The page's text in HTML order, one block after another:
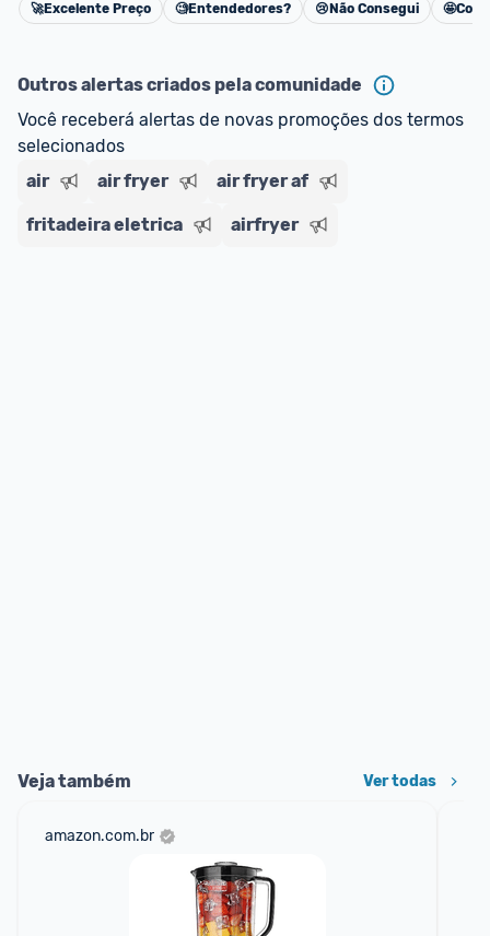
Cancelar
🚀Excelente Preço 🧐Entendedores? 😢 Não Consegui 🤩
Outros alertas criados pela comunidade
Você receberá alertas de novas promoções dos termos
selecionados
air
air fryer air fryer af
fritadeira eletrica airfryer
Veja também Ver todas
amazon.com.br